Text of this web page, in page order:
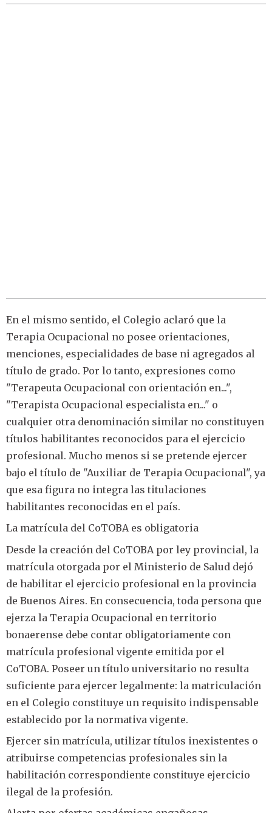
En el mismo sentido, el Colegio aclaró que la
Terapia Ocupacional no posee orientaciones,
menciones, especialidades de base ni agregados al
título de grado. Por lo tanto, expresiones como
"Terapeuta Ocupacional con orientación en...",
"Terapista Ocupacional especialista en..." o
cualquier otra denominación similar no constituyen
títulos habilitantes reconocidos para el ejercicio
profesional. Mucho menos si se pretende ejercer
bajo el título de "Auxiliar de Terapia Ocupacional", ya
que esa figura no integra las titulaciones
habilitantes reconocidas en el país.
La matrícula del CoTOBA es obligatoria
Desde la creación del CoTOBA por ley provincial, la
matrícula otorgada por el Ministerio de Salud dejó
de habilitar el ejercicio profesional en la provincia
de Buenos Aires. En consecuencia, toda persona que
ejerza la Terapia Ocupacional en territorio
bonaerense debe contar obligatoriamente con
matrícula profesional vigente emitida por el
CoTOBA. Poseer un título universitario no resulta
suficiente para ejercer legalmente: la matriculación
en el Colegio constituye un requisito indispensable
establecido por la normativa vigente.
Ejercer sin matrícula, utilizar títulos inexistentes o
atribuirse competencias profesionales sin la
habilitación correspondiente constituye ejercicio
ilegal de la profesión.